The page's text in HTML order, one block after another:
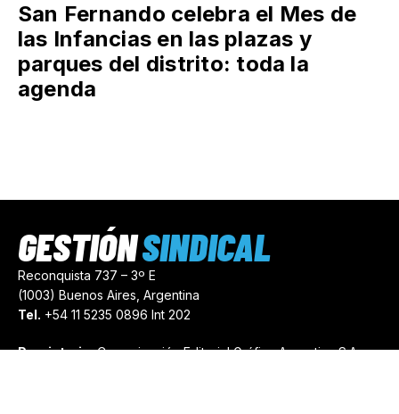
San Fernando celebra el Mes de
las Infancias en las plazas y
parques del distrito: toda la
agenda
Reconquista 737 – 3º E
(1003) Buenos Aires, Argentina
Tel. +54 11 5235 0896 Int 202
Propietario:Comunicación Editorial Gráfica Argentina S.A.
GESTIÓNSINDICAL